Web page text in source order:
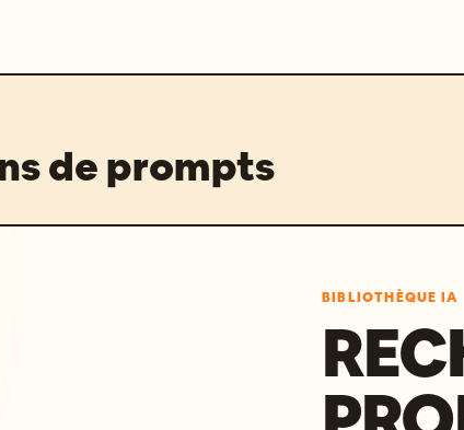
de prompts
BIBLIOTHÈQUE IA